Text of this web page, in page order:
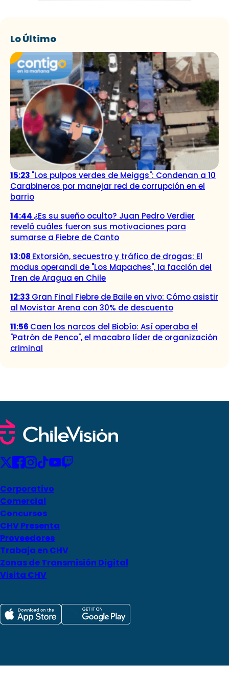
Lo Último
15:23 "Los pulpos verdes de Meiggs": Condenan a 10
Carabineros por manejar red de corrupción en el
barrio
14:44 ¿Es su sueño oculto? Juan Pedro Verdier
reveló cuáles fueron sus motivaciones para
sumarse a Fiebre de Canto
13:08 Extorsión, secuestro y tráfico de drogas: El
modus operandi de "Los Mapaches", la facción del
Tren de Aragua en Chile
12:33 Gran Final Fiebre de Baile en vivo: Cómo asistir
al Movistar Arena con 30% de descuento
11:56 Caen los narcos del Biobío: Así operaba el
"Patrón de Penco", el macabro líder de organización
criminal
Corporativo
Comercial
Concursos
CHV Presenta
Proveedores
Trabaja en CHV
Zonas de Transmisión Digital
Visita CHV